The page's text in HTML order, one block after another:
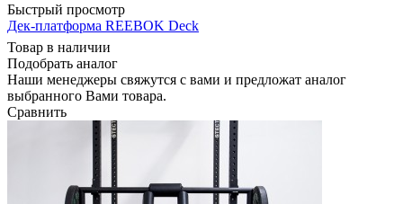
Быстрый просмотр
Дек-платформа REEBOK Deck
Товар в наличии
Подобрать аналог
Наши менеджеры свяжутся с вами и предложат аналог
выбранного Вами товара.
Сравнить